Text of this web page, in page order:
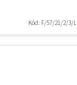
Kód: F/57/21/2/3/L